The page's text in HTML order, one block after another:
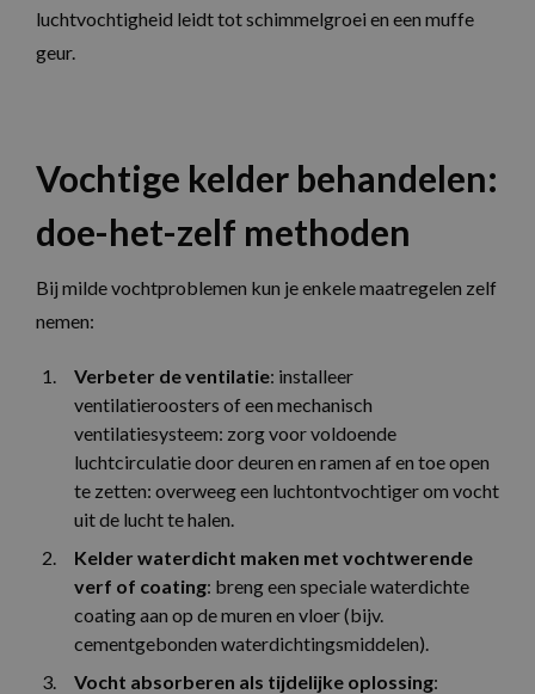
luchtvochtigheid leidt tot schimmelgroei en een muffe
geur.
Vochtige kelder behandelen:
doe-het-zelf methoden
Bij milde vochtproblemen kun je enkele maatregelen zelf
nemen:
Verbeter de ventilatie: installeer
ventilatieroosters of een mechanisch
ventilatiesysteem: zorg voor voldoende
luchtcirculatie door deuren en ramen af en toe open
te zetten: overweeg een luchtontvochtiger om vocht
uit de lucht te halen.
Kelder waterdicht maken met vochtwerende
verf of coating: breng een speciale waterdichte
coating aan op de muren en vloer (bijv.
cementgebonden waterdichtingsmiddelen).
Vocht absorberen als tijdelijke oplossing: